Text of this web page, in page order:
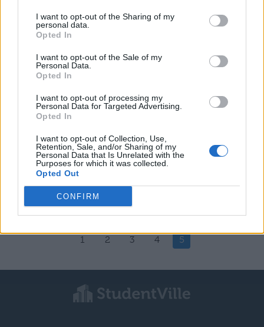
I want to opt-out of the Sharing of my
personal data.
Opted In
I want to opt-out of the Sale of my
Personal Data.
Opted In
I want to opt-out of processing my
Personal Data for Targeted Advertising.
Opted In
I want to opt-out of Collection, Use,
Retention, Sale, and/or Sharing of my
Personal Data that Is Unrelated with the
Purposes for which it was collected.
Opted Out
CONFIRM
Tema sull'alcolismo
TEMI DI ATTUALITÀ
alcolizzata
TEMI DI ATTUALITÀ
L'aborto
1 2 3 4 5